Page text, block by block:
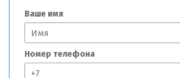
Ваше имя
Номер телефона